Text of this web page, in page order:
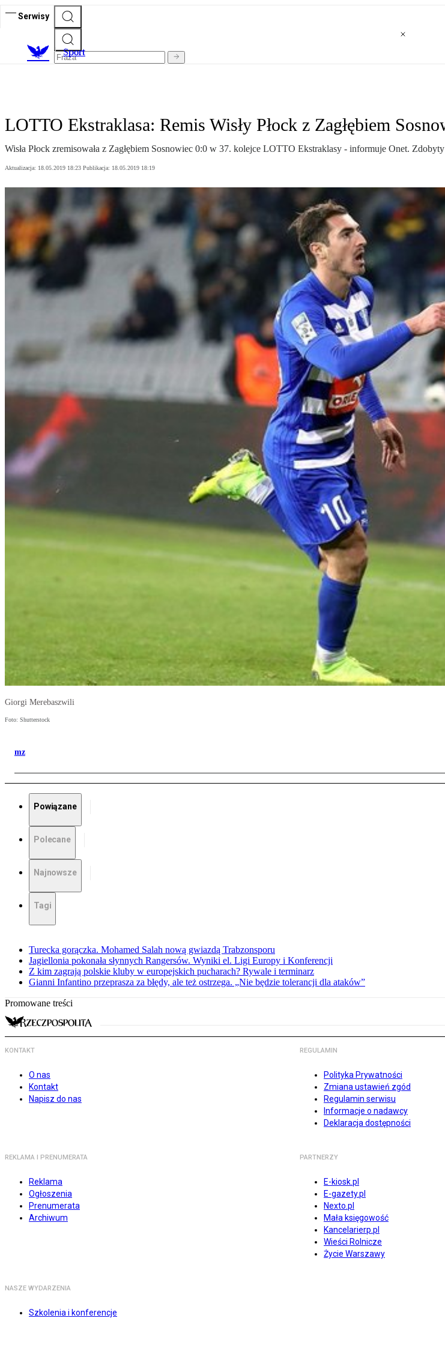
Serwisy
Sport
LOTTO Ekstraklasa: Remis Wisły Płock z Zagłębiem
Wisła Płock zremisowała z Zagłębiem Sosnowiec 0:0 w 37. kolejce LOTTO Ekstraklasy - informuje Onet.
Aktualizacja: 18.05.2019 18:23 Publikacja: 18.05.2019 18:19
Giorgi Merebaszwili
Foto: Shutterstock
mz
Powiązane
Polecane
Najnowsze
Tagi
Turecka gorączka. Mohamed Salah nową gwiazdą Trabzonsporu
Jagiellonia pokonała słynnych Rangersów. Wyniki el. Ligi Europy i Konferencji
Z kim zagrają polskie kluby w europejskich pucharach? Rywale i terminarz
Gianni Infantino przeprasza za błędy, ale też ostrzega. „Nie będzie tolerancji dla ataków”
Promowane treści
KONTAKT
O nas
Kontakt
Napisz do nas
REGULAMIN
Polityka Prywatności
Zmiana ustawień zgód
Regulamin serwisu
Informacje o nadawcy
Deklaracja dostępności
REKLAMA I PRENUMERATA
Reklama
Ogłoszenia
Prenumerata
Archiwum
PARTNERZY
E-kiosk.pl
E-gazety.pl
Nexto.pl
Mała księgowość
Kancelarierp.pl
Wieści Rolnicze
Życie Warszawy
NASZE WYDARZENIA
Szkolenia i konferencje